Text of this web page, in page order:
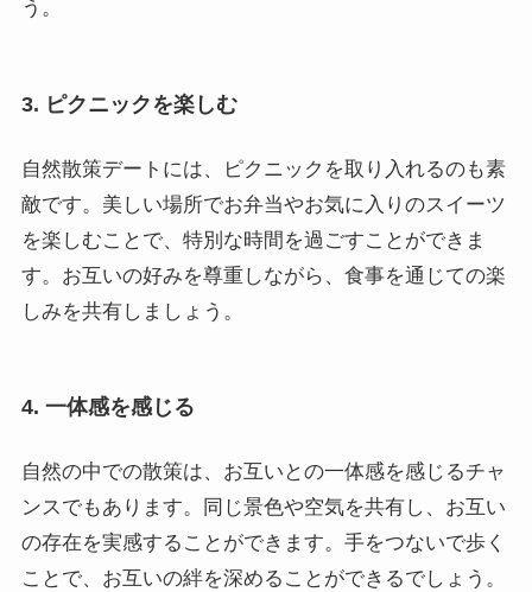
う。
3. ピクニックを楽しむ
自然散策デートには、ピクニックを取り入れるのも素
敵です。美しい場所でお弁当やお気に入りのスイーツ
を楽しむことで、特別な時間を過ごすことができま
す。お互いの好みを尊重しながら、食事を通じての楽
しみを共有しましょう。
4. 一体感を感じる
自然の中での散策は、お互いとの一体感を感じるチャ
ンスでもあります。同じ景色や空気を共有し、お互い
の存在を実感することができます。手をつないで歩く
ことで、お互いの絆を深めることができるでしょう。